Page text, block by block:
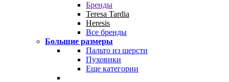
Бренды
Teresa Tardia
Heresis
Все бренды
Большие размеры
Пальто из шерсти
Пуховики
Еще категории